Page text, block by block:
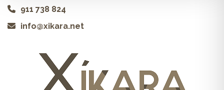
911 738 824
info@xikara.net